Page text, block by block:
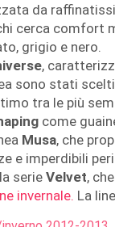
da
cerca comfort
grigio e nero.
,
sono stati
tra le più
come
Musa, che
e imperdibili
serie Velvet,
invernale. La